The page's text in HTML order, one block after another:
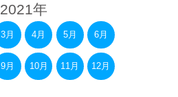
2021年
3月 4月 5月 6月
9月 10月 11月 12月